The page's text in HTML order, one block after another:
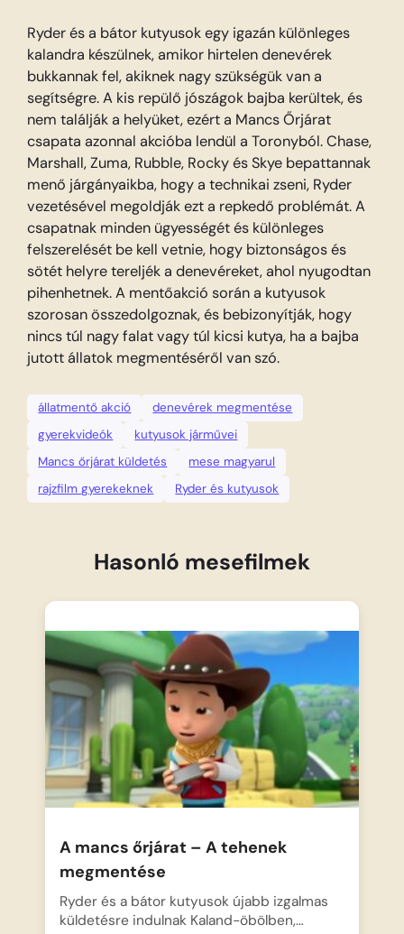
Ryder és a bátor kutyusok egy igazán különleges
kalandra készülnek, amikor hirtelen denevérek
bukkannak fel, akiknek nagy szükségük van a
segítségre. A kis repülő jószágok bajba kerültek, és
nem találják a helyüket, ezért a Mancs Őrjárat
csapata azonnal akcióba lendül a Toronyból. Chase,
Marshall, Zuma, Rubble, Rocky és Skye bepattannak
menő járgányaikba, hogy a technikai zseni, Ryder
vezetésével megoldják ezt a repkedő problémát. A
csapatnak minden ügyességét és különleges
felszerelését be kell vetnie, hogy biztonságos és
sötét helyre tereljék a denevéreket, ahol nyugodtan
pihenhetnek. A mentőakció során a kutyusok
szorosan összedolgoznak, és bebizonyítják, hogy
nincs túl nagy falat vagy túl kicsi kutya, ha a bajba
jutott állatok megmentéséről van szó.
állatmentő akció
denevérek megmentése
gyerekvideók
kutyusok járművei
Mancs őrjárat küldetés
mese magyarul
rajzfilm gyerekeknek
Ryder és kutyusok
Hasonló mesefilmek
A mancs őrjárat – A tehenek
megmentése
Ryder és a bátor kutyusok újabb izgalmas
küldetésre indulnak Kaland-öbölben,…